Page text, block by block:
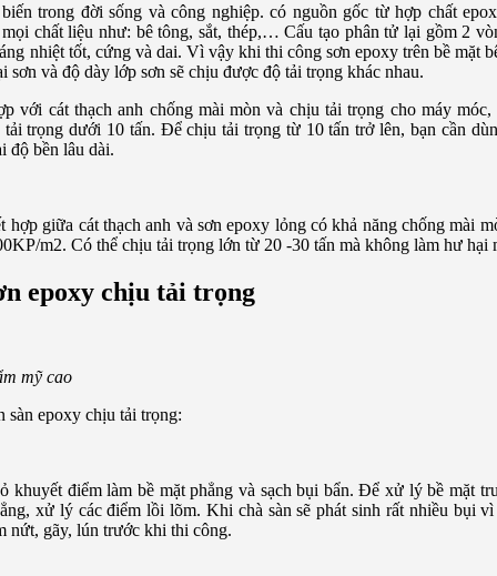
trong đời sống và công nghiệp. có nguồn gốc từ hợp chất
chất liệu như: bê tông, sắt, thép,… Cấu tạo phân tử lại gồm 2
nhiệt tốt, cứng và dai. Vì vậy khi thi công sơn epoxy trên bề mặt
và độ dày lớp sơn sẽ chịu được độ tải trọng khác nhau.
với cát thạch anh chống mài mòn và chịu tải trọng cho máy
trọng dưới 10 tấn. Để chịu tải trọng từ 10 tấn trở lên, bạn cần
độ bền lâu dài.
giữa cát thạch anh và sơn epoxy lỏng có khả năng chống mài
m2. Có thể chịu tải trọng lớn từ 20 -30 tấn mà không làm hư hại
epoxy chịu tải trọng
mỹ cao
epoxy chịu tải trọng:
khuyết điểm làm bề mặt phẳng và sạch bụi bẩn. Để xử lý bề mặt
xử lý các điểm lồi lõm. Khi chà sàn sẽ phát sinh rất nhiều bụi
nứt, gãy, lún trước khi thi công.